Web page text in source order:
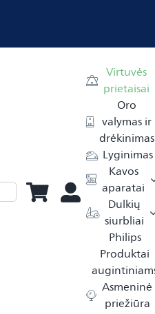
Virtuvės
prietaisai
Oro
valymas ir
drėkinimas
Lyginimas
Kavos
aparatai
Dulkių
siurbliai
Philips
Produktai
Asmeninė
priežiūra